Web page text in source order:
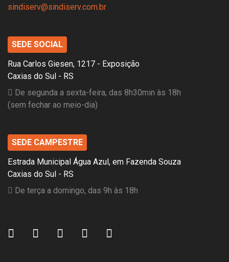
sindiserv@sindiserv.com.br
SEDE SOCIAL
Rua Carlos Giesen, 1217 - Exposição
Caxias do Sul - RS
De segunda a sexta-feira, das 8h30min às 18h
(sem fechar ao meio-dia)
SEDE CAMPESTRE
Estrada Municipal Água Azul, em Fazenda Souza
Caxias do Sul - RS
De terça a domingo, das 9h às 18h